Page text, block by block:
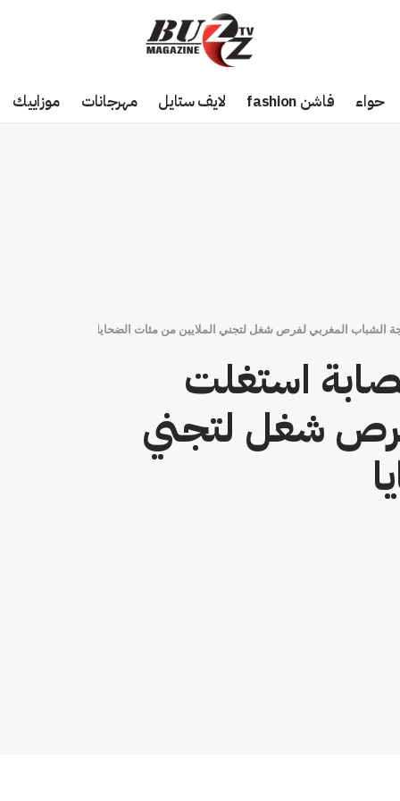
حواء فاشن fashion لايف ستايل مهرجانات موزاييك
الشباب المغربي لفرص شغل لتجني الملايين من مئات الضحايا
استغلت
شغل لتجني